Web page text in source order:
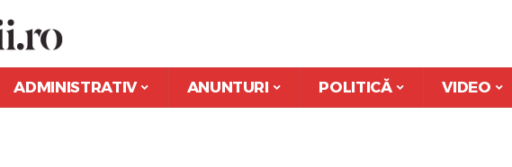
ADMINISTRATIV ANUNTURI POLITICĂ VIDEO